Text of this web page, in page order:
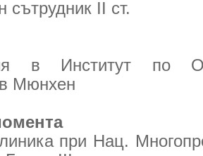
сътрудник II ст.
в Институт по
Мюнхен
при Нац.